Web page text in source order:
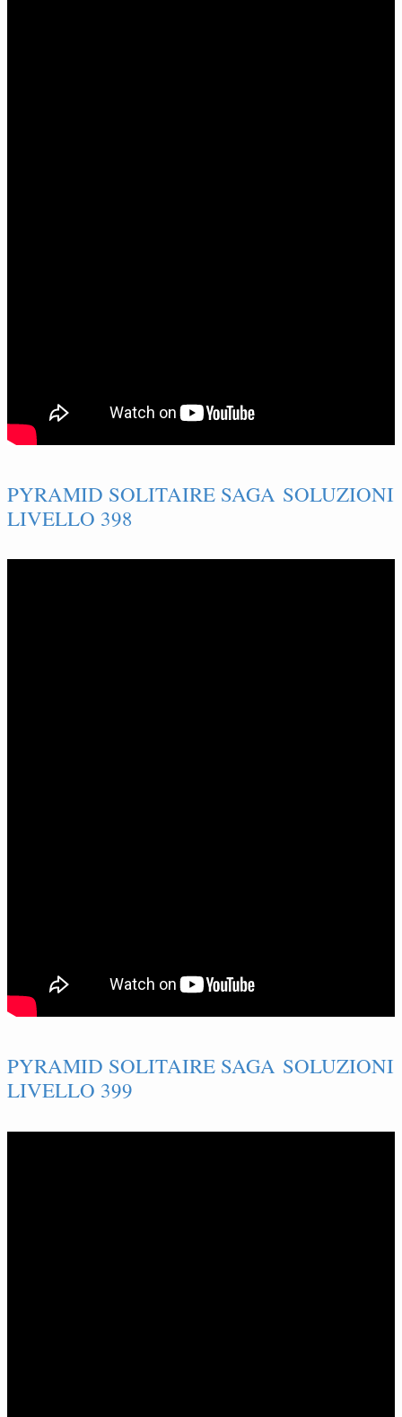
PYRAMID SOLITAIRE SAGA SOLUZIONI
LIVELLO 398
PYRAMID SOLITAIRE SAGA SOLUZIONI
LIVELLO 399